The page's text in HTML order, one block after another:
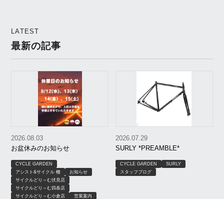
LATEST
最新の記事
お盆休みのお知らせ
2026.08.03
CYCLE GARDEN
アシスト&サイクル 轍
お知らせ
サイクルどり～む伏見店
サイクルどり～む四条店
サイクルどり～む小倉店
営業案内
SURLY *PREAMBLE*
2026.07.29
CYCLE GARDEN
SURLY
スタッフブログ